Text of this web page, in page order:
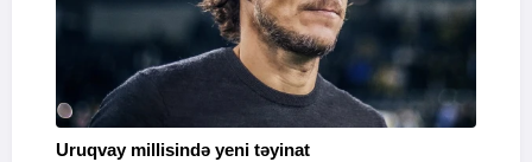
Uruqvay millisində yeni təyinat